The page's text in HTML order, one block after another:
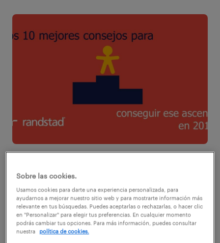
carrera, pero no estás seguro de cómo llegar?
Toma el 2018 en tus manos y trabaja para tu
próxima promoción. Usa estos 10 consejos
para ayudarte a llegar.
Sobre las cookies.
Usamos cookies para darte una experiencia personalizada, para
ayudarnos a mejorar nuestro sitio web y para mostrarte información más
relevante en tus búsquedas. Puedes aceptarlas o rechazarlas, o hacer clic
en "Personalizar" para elegir tus preferencias. En cualquier momento
podrás cambiar tus opciones. Para más información, puedes consultar
nuestra
política de cookies.